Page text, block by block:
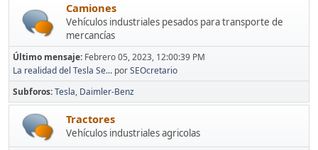
Camiones
Vehículos industriales pesados para transporte de
mercancías
Último mensaje: Febrero 05, 2023, 12:00:39 PM
La realidad del Tesla Se... porSEOcretario
Subforos Tesla Daimler-Benz
Tractores
Vehículos industriales agricolas